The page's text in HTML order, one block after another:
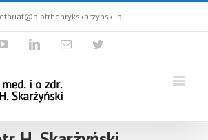
YoutubeLinkedinEmail Twitter